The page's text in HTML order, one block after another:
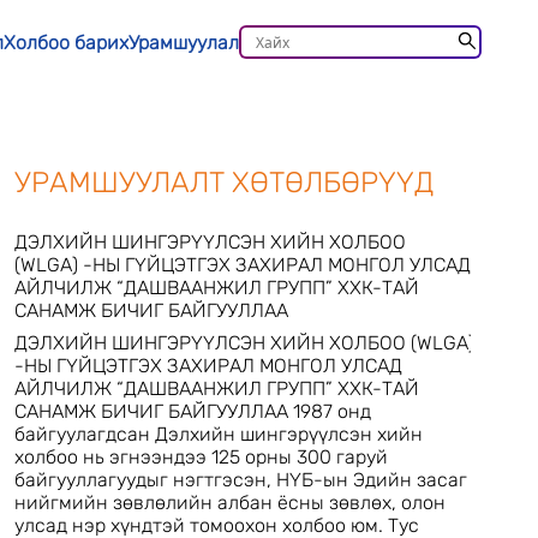
Холбоо барихУрамшуулал
УРАМШУУЛАЛТ ХӨТӨЛБӨРҮҮД
ДЭЛХИЙН ШИНГЭРҮҮЛСЭН ХИЙН ХОЛБОО
(WLGA) -НЫ ГҮЙЦЭТГЭХ ЗАХИРАЛ МОНГОЛ УЛСАД
АЙЛЧИЛЖ “ДАШВААНЖИЛ ГРУПП” ХХК-ТАЙ
САНАМЖ БИЧИГ БАЙГУУЛЛАА
ДЭЛХИЙН ШИНГЭРҮҮЛСЭН ХИЙН ХОЛБОО (WLGA)
-НЫ ГҮЙЦЭТГЭХ ЗАХИРАЛ МОНГОЛ УЛСАД
АЙЛЧИЛЖ “ДАШВААНЖИЛ ГРУПП” ХХК-ТАЙ
САНАМЖ БИЧИГ БАЙГУУЛЛАА 1987 онд
байгуулагдсан Дэлхийн шингэрүүлсэн хийн
холбоо нь эгнээндээ 125 орны 300 гаруй
байгууллагуудыг нэгтгэсэн, НҮБ-ын Эдийн засаг
нийгмийн зөвлөлийн албан ёсны зөвлөх, олон
улсад нэр хүндтэй томоохон холбоо юм. Тус